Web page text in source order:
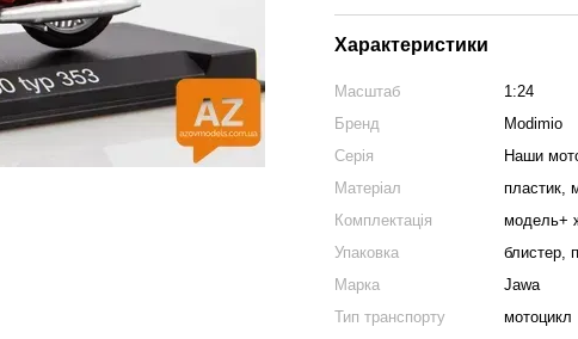
Характеристики
Масштаб
1:24
Бренд
Modimio
Серія
Наши
Матеріал
пластик,
Комплектація
модель+
Упаковка
блистер,
Марка
Jawa
Тип транспорту
мотоцикл